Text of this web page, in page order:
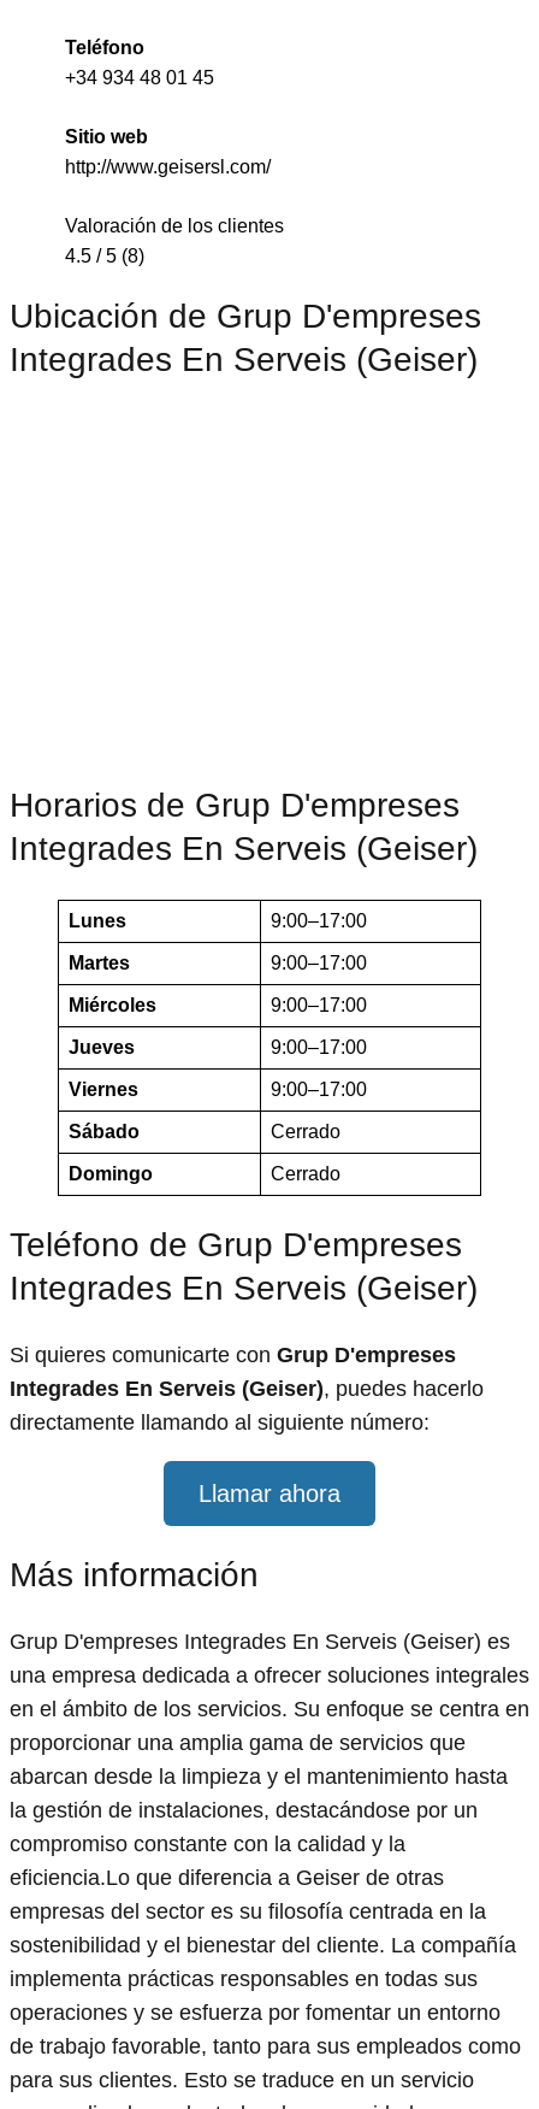
Teléfono
+34 934 48 01 45
Sitio web
http://www.geisersl.com/
Valoración de los clientes
4.5 / 5 (8)
Ubicación de Grup D'empreses
Integrades En Serveis (Geiser)
Horarios de Grup D'empreses
Integrades En Serveis (Geiser)
Lunes 9:00–17:00
Martes 9:00–17:00
Miércoles 9:00–17:00
Jueves 9:00–17:00
Viernes 9:00–17:00
Sábado Cerrado
Domingo Cerrado
Teléfono de Grup D'empreses
Integrades En Serveis (Geiser)
Si quieres comunicarte con Grup D'empreses
Integrades En Serveis (Geiser), puedes hacerlo
directamente llamando al siguiente número:
Llamar ahora
Más información
Grup D'empreses Integrades En Serveis (Geiser) es
una empresa dedicada a ofrecer soluciones integrales
en el ámbito de los servicios. Su enfoque se centra en
proporcionar una amplia gama de servicios que
abarcan desde la limpieza y el mantenimiento hasta
la gestión de instalaciones, destacándose por un
compromiso constante con la calidad y la
eficiencia.Lo que diferencia a Geiser de otras
empresas del sector es su filosofía centrada en la
sostenibilidad y el bienestar del cliente. La compañía
implementa prácticas responsables en todas sus
operaciones y se esfuerza por fomentar un entorno
de trabajo favorable, tanto para sus empleados como
para sus clientes. Esto se traduce en un servicio